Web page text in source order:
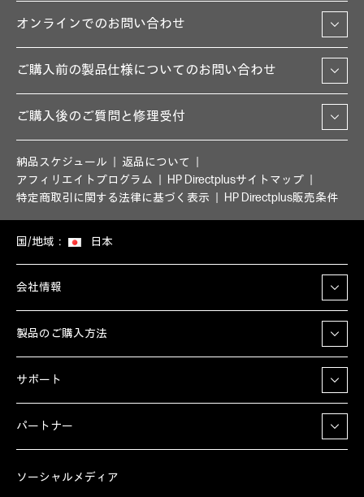
オンラインでのお問い合わせ
ご購入前の製品仕様についてのお問い合わせ
ご購入後のご質問と修理受付
納品スケジュール
返品について
アフィリエイトプログラム
HP Directplusサイトマップ
特定商取引に関する法律に基づく表示
HP Directplus販売条件
国/地域： 日本
会社情報
製品のご購入方法
サポート
パートナー
ソーシャルメディア